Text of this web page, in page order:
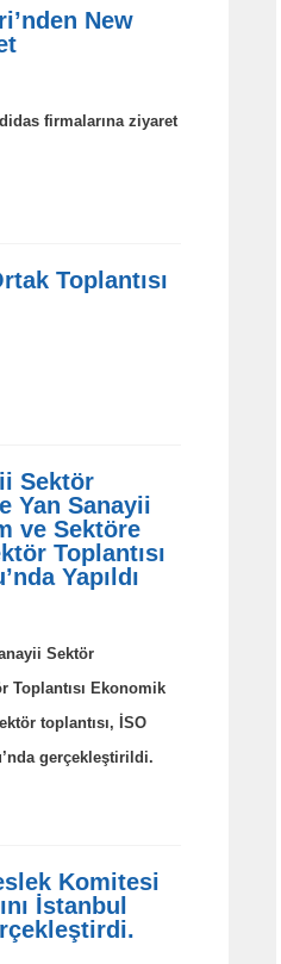
New
firmalarına ziyaret
Toplantısı
Sektör
Yan Sanayii
ve Sektöre
Toplantısı
Yapıldı
Sektör
Toplantısı Ekonomik
toplantısı, İSO
gerçekleştirildi.
Komitesi
İstanbul